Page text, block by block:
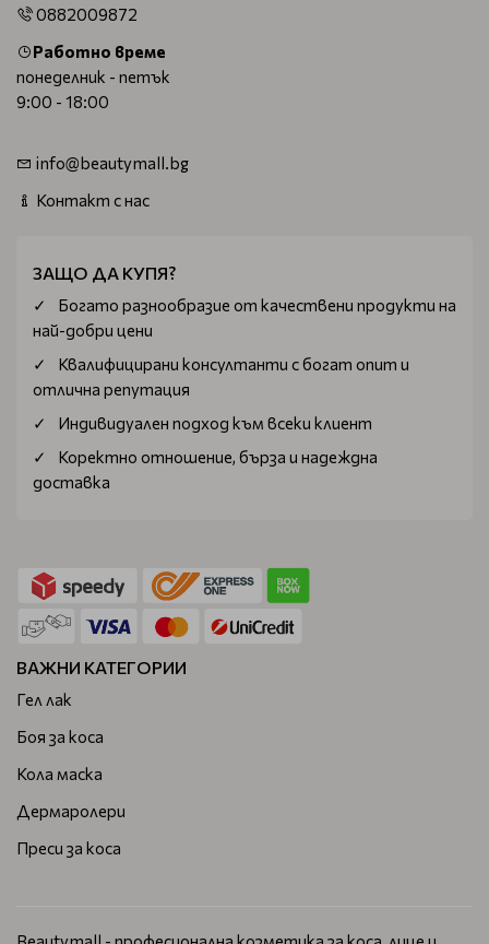
0882009872
Работно време
понеделник - петък
9:00 - 18:00
info@beautymall.bg
Контакт с нас
ЗАЩО ДА КУПЯ?
Богатo разнообразие от качествени продукти на
най-добри цени
Квалифицирани консултанти с богат опит и
отлична репутация
Индивидуален подход към всеки клиент
Коректно отношение, бърза и надеждна
доставка
ВАЖНИ КАТЕГОРИИ
Гел лак
Боя за коса
Кола маска
Дермаролери
Преси за коса